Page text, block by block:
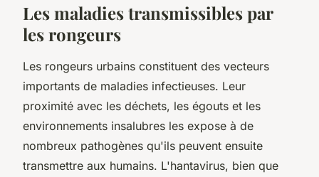
Les maladies transmissibles par
les rongeurs
Les rongeurs urbains constituent des vecteurs
importants de maladies infectieuses. Leur
proximité avec les déchets, les égouts et les
environnements insalubres les expose à de
nombreux pathogènes qu'ils peuvent ensuite
transmettre aux humains. L'hantavirus, bien que